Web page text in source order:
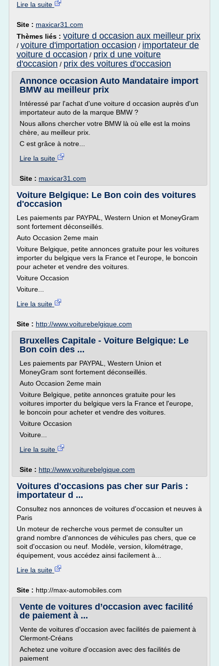
Lire la suite
Site : maxicar31.com
Thèmes liés : voiture d occasion aux meilleur prix
/ voiture d'importation occasion / importateur de
voiture d occasion / prix d une voiture
d'occasion / prix des voitures d'occasion
Annonce occasion Auto Mandataire import
BMW au meilleur prix
Intéressé par l'achat d'une voiture d occasion auprès d'un
importateur auto de la marque BMW ?
Nous allons chercher votre BMW là où elle est la moins
chère, au meilleur prix.
C est grâce à notre...
Lire la suite
Site : maxicar31.com
Voiture Belgique: Le Bon coin des voitures
d'occasion
Les paiements par PAYPAL, Western Union et MoneyGram
sont fortement déconseillés.
Auto Occasion 2eme main
Voiture Belgique, petite annonces gratuite pour les voitures
importer du belgique vers la France et l'europe, le boncoin
pour acheter et vendre des voitures.
Voiture Occasion
Voiture...
Lire la suite
Site : http://www.voiturebelgique.com
Bruxelles Capitale - Voiture Belgique: Le
Bon coin des ...
Les paiements par PAYPAL, Western Union et
MoneyGram sont fortement déconseillés.
Auto Occasion 2eme main
Voiture Belgique, petite annonces gratuite pour les
voitures importer du belgique vers la France et l'europe,
le boncoin pour acheter et vendre des voitures.
Voiture Occasion
Voiture...
Lire la suite
Site : http://www.voiturebelgique.com
Voitures d'occasions pas cher sur Paris :
importateur d ...
Consultez nos annonces de voitures d'occasion et neuves à
Paris
Un moteur de recherche vous permet de consulter un
grand nombre d'annonces de véhicules pas chers, que ce
soit d'occasion ou neuf. Modèle, version, kilométrage,
équipement, vous accédez ainsi facilement à...
Lire la suite
Site : http://max-automobiles.com
Vente de voitures d’occasion avec facilité
de paiement à ...
Vente de voitures d'occasion avec facilités de paiement à
Clermont-Créans
Achetez une voiture d'occasion avec des facilités de
paiement